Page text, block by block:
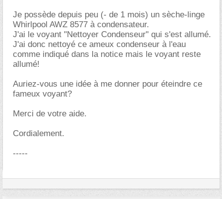
Je possède depuis peu (- de 1 mois) un sèche-linge
Whirlpool AWZ 8577 à condensateur.
J'ai le voyant "Nettoyer Condenseur" qui s'est allumé.
J'ai donc nettoyé ce ameux condenseur à l'eau
comme indiqué dans la notice mais le voyant reste
allumé!
Auriez-vous une idée à me donner pour éteindre ce
fameux voyant?
Merci de votre aide.
Cordialement.
-----